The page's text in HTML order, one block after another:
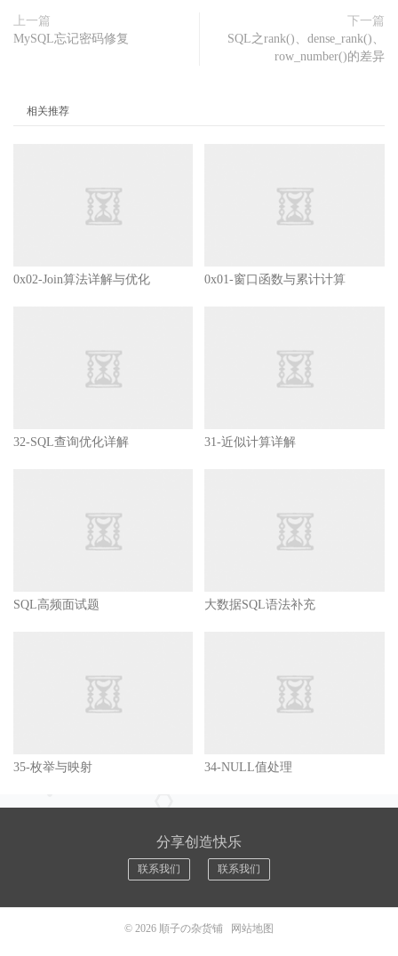
上一篇
MySQL忘记密码修复
下一篇
SQL之rank()、dense_rank()、
row_number()的差异
相关推荐
0x02-Join算法详解与优化 0x01-窗口函数与累计计算
32-SQL查询优化详解 31-近似计算详解
SQL高频面试题 大数据SQL语法补充
35-枚举与映射 34-NULL值处理
分享创造快乐
联系我们 联系我们
© 2026 順子の杂货铺 网站地图